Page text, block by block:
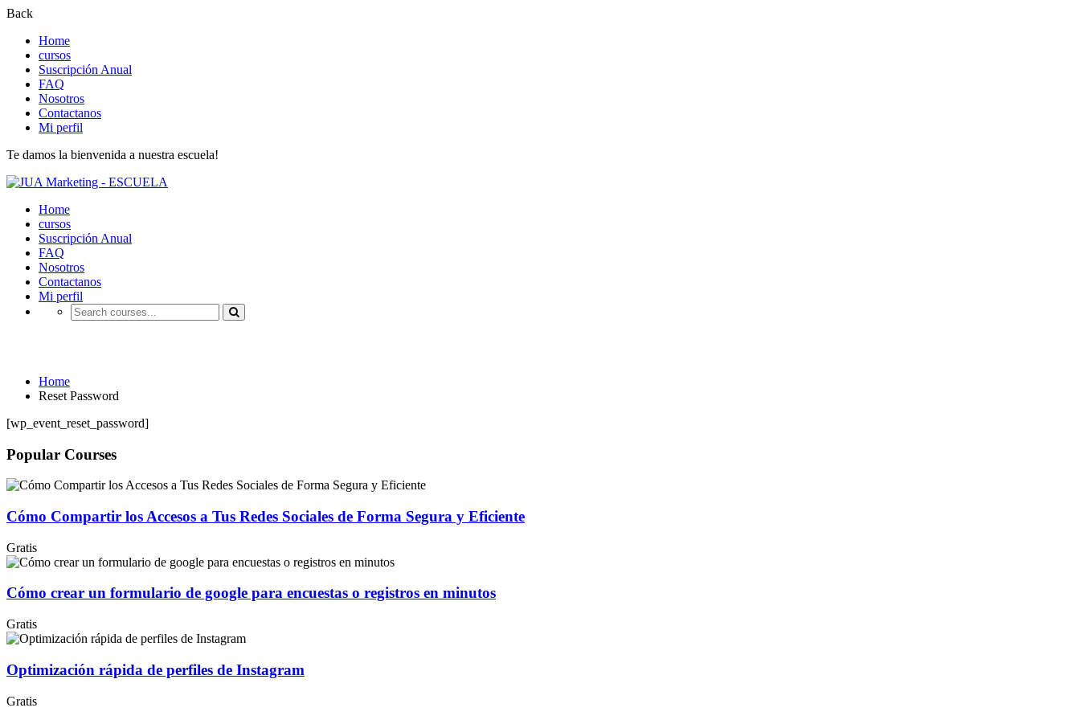
Back
Home
cursos
Suscripción Anual
FAQ
Nosotros
Contactanos
Mi perfil
Te damos la bienvenida a nuestra escuela!
Home
cursos
Suscripción Anual
FAQ
Nosotros
Contactanos
Mi perfil
Home
Reset Password
[wp_event_reset_password]
Popular Courses
Cómo Compartir los Accesos a Tus Redes Sociales de Forma Segura y Eficiente
Gratis
Cómo crear un formulario de google para encuestas o registros en minutos
Gratis
Optimización rápida de perfiles de Instagram
Gratis